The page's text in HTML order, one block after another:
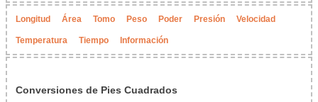
Longitud Área Tomo Peso Poder Presión Velocidad
Temperatura Tiempo Información
Conversiones de Pies Cuadrados